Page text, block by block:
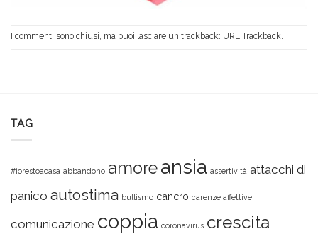
I commenti sono chiusi, ma puoi lasciare un trackback: URL Trackback.
TAG
#iorestoacasa abbandono amoreansia assertività attacchi di
panico autostima bullismo cancro carenze affettive
comunicazione coppia coronavirus crescita